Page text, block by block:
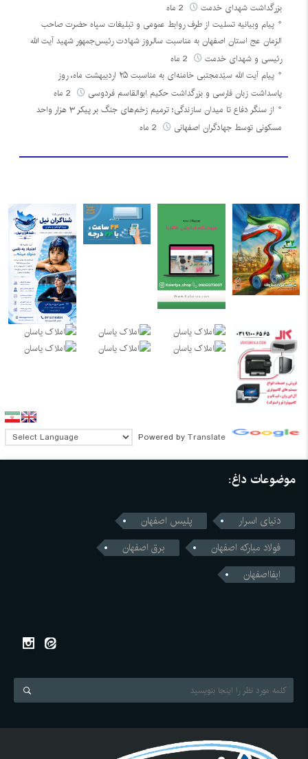
بزرگداشت شهدای خدمت
پیام وبیانیه تسلیت از طرف روابط عمومی و تبلیغات سپاه حضرت صاحب
الزمان عج استان اصفهان به مناسبت سالروز شهادت رئیس‌جمهور شهید آیت الله
رئیسی و شهدای خدمت
پیام آیت الله سیّدمجتبی خامنه‌ای به مناسبت ۲۵ اردیبهشت ماه، روز
پاسداشت زبان فارسی و بزرگداشت حکیم ابوالقاسم فردوسی
از سنگر دفاع تا میدان سازندگی؛ ترمیم زخم‌های جنگ بر پیکر ۳ هزار واحد
مسکونی توسط جهادگران اصفهانی
Powered by Translate
موضوعات داغ:
دنیای اسرار
پلیس اصفهان
فولاد مبارکه اصفهان
برق اصفهان
ابفااصفهان